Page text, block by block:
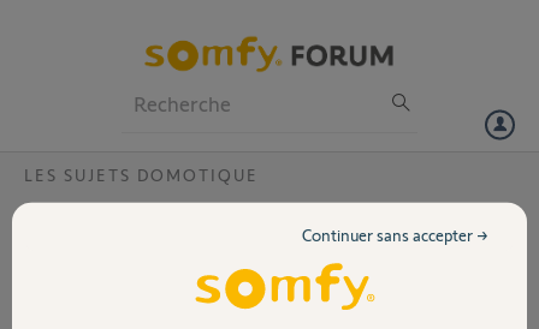
Volet
LES SUJETS DOMOTIQUE
Est il possible de mettre 2 radiateurs sur une interface chauffage Io ?
Continuer sans accepter →